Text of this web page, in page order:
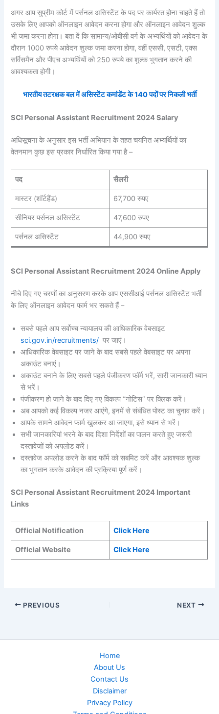
अगर आप सुप्रीम कोर्ट में पर्सनल असिस्टेंट के पद पर कार्यरत होना चाहते हैं तो
उसके लिए आपको ऑनलाइन आवेदन करना होगा और ऑनलाइन आवेदन शुल्क
भी जमा करना होगा। बता दें कि सामान्य/ओबीसी वर्ग के अभ्यर्थियों को आवेदन के
दौरान 1000 रुपये आवेदन शुल्क जमा करना होगा, वहीं एससी, एसटी, एक्स
सर्विसमैन और पीएच अभ्यर्थियों को 250 रुपये का शुल्क भुगतान करने की
आवश्यकता होगी।
भारतीय तटरक्षक बल में असिस्टेंट कमांडेंट के 140 पदों पर निकली भर्ती
SCI Personal Assistant Recruitment 2024 Salary
अधिसूचना के अनुसार इस भर्ती अभियान के तहत चयनित अभ्यर्थियों का
वेतनमान कुछ इस प्रकार निर्धारित किया गया है –
पद सैलरी
मास्टर (शॉर्टहैंड) 67,700 रुपए
सीनियर पर्सनल असिस्टेंट 47,600 रुपए
पर्सनल असिस्टेंट 44,900 रुपए
SCI Personal Assistant Recruitment 2024 Online Apply
नीचे दिए गए चरणों का अनुसरण करके आप एससीआई पर्सनल असिस्टेंट भर्ती
के लिए ऑनलाइन आवेदन फार्म भर सकते हैं –
सबसे पहले आप सर्वोच्च न्यायालय की आधिकारिक वेबसाइट
sci.gov.in/recruitments/ पर जाएं।
आधिकारिक वेबसाइट पर जाने के बाद सबसे पहले वेबसाइट पर अपना
अकाउंट बनाएं।
अकाउंट बनाने के लिए सबसे पहले पंजीकरण फॉर्म भरें, सारी जानकारी ध्यान
से भरें।
पंजीकरण हो जाने के बाद दिए गए विकल्प “नोटिस” पर क्लिक करें।
अब आपको कई विकल्प नजर आएंगे, इनमें से संबंधित पोस्ट का चुनाव करें।
आपके सामने आवेदन फार्म खुलकर आ जाएगा, इसे ध्यान से भरें।
सभी जानकारियां भरने के बाद दिशा निर्देशों का पालन करते हुए जरूरी
दस्तावेजों को अपलोड करें।
दस्तावेज अपलोड करने के बाद फॉर्म को सबमिट करें और आवश्यक शुल्क
का भुगतान करके आवेदन की प्रक्रिया पूर्ण करें।
SCI Personal Assistant Recruitment 2024 Important
Links
Official Notification Click Here
Official Website Click Here
PREVIOUS NEXT
Home
About Us
Contact Us
Disclaimer
Privacy Policy